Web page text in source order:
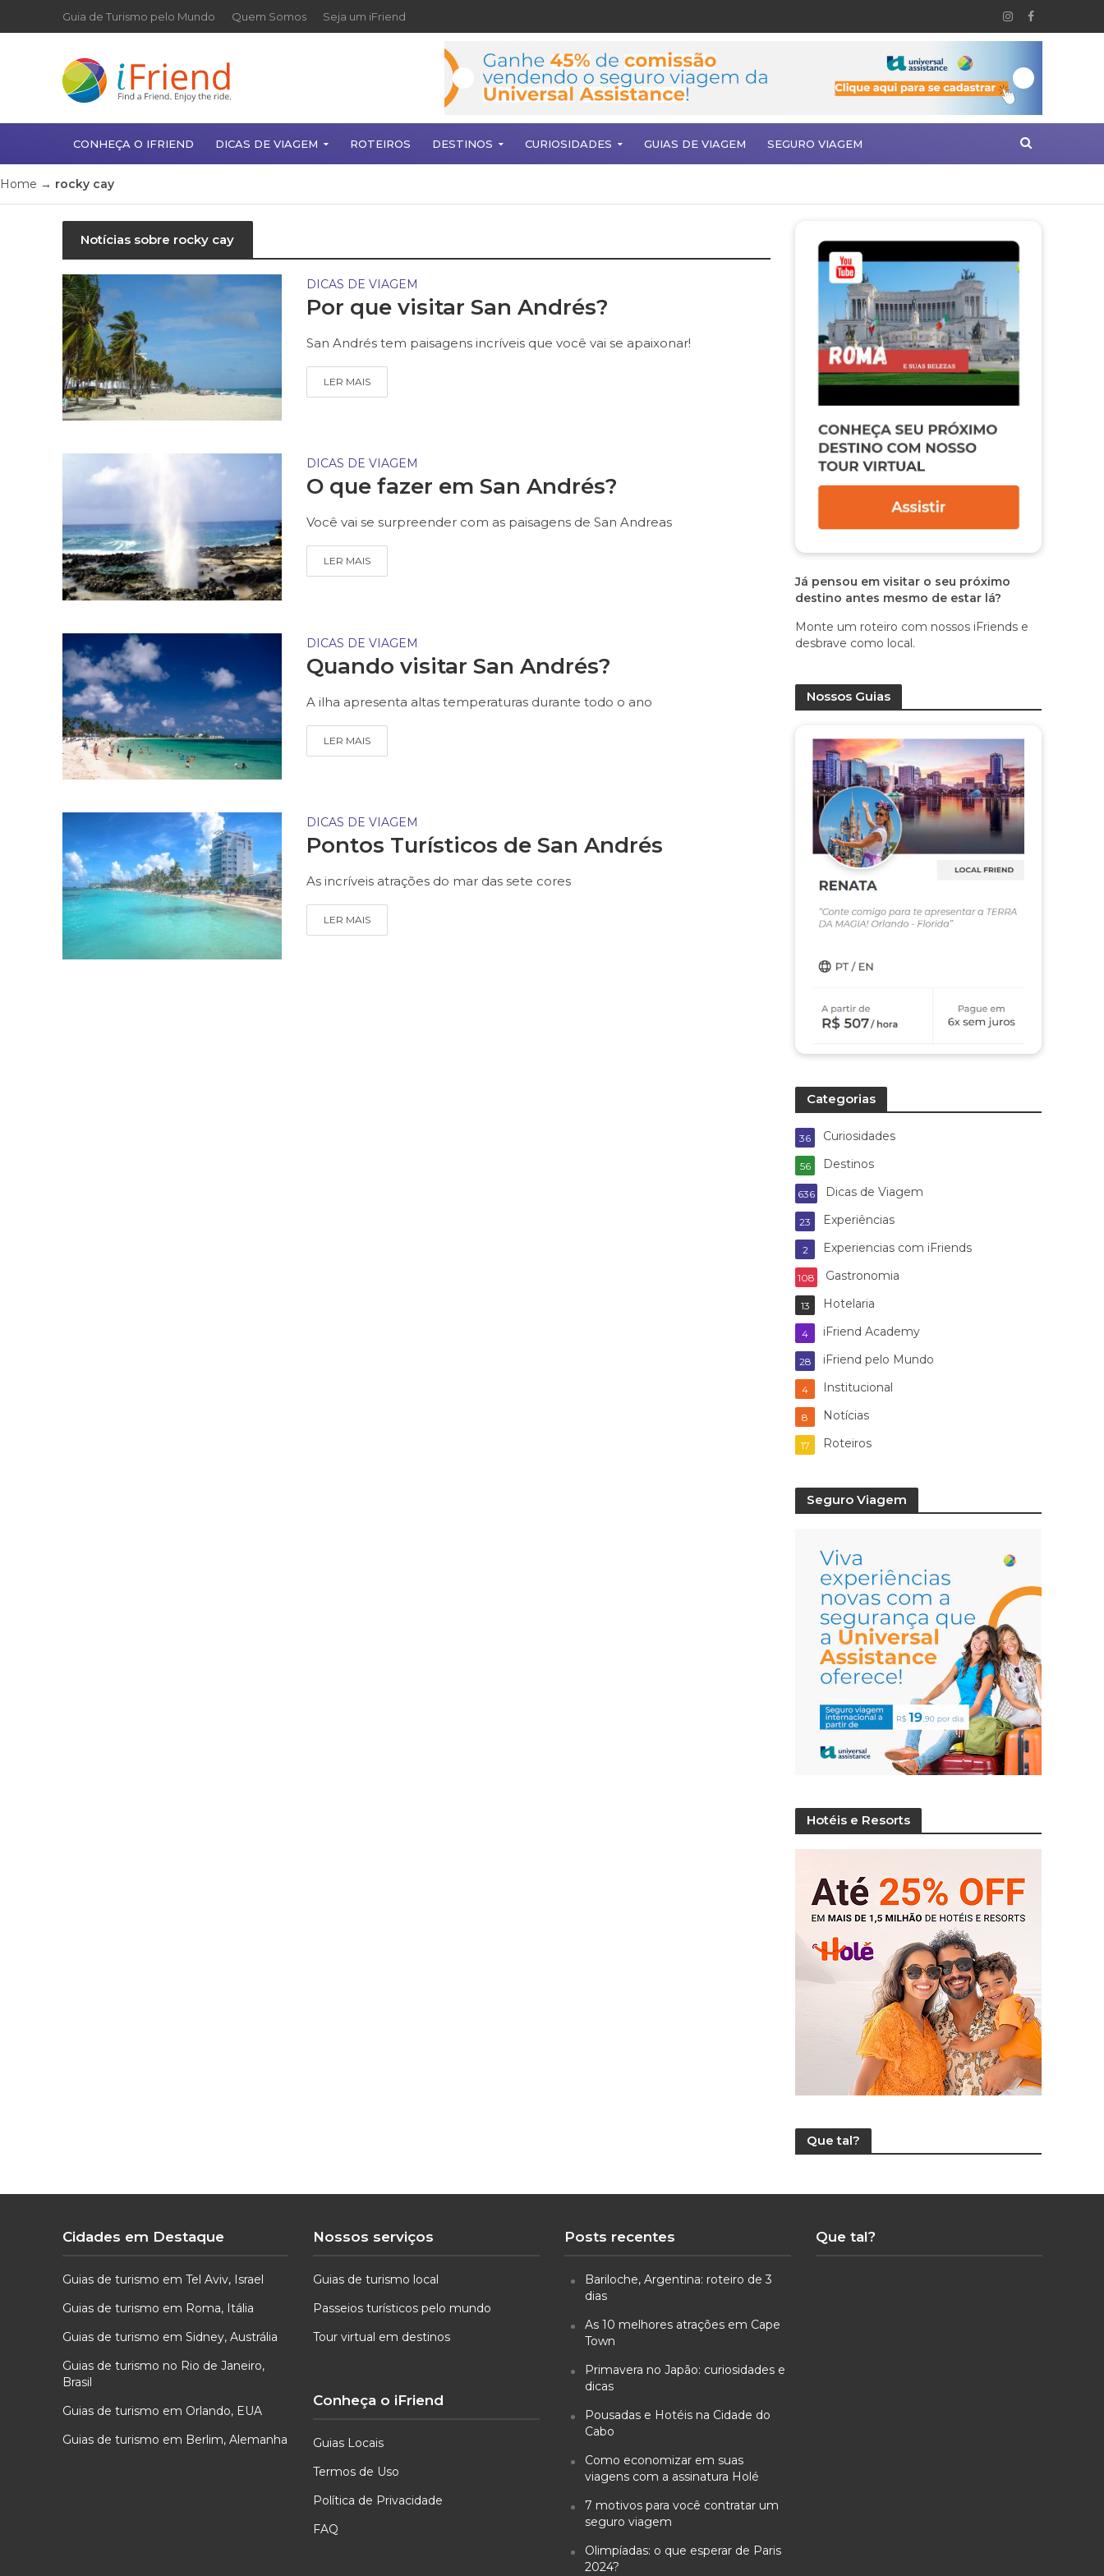
Guia de Turismo pelo Mundo Quem Somos Seja um iFriend
CONHEÇA O IFRIEND DICAS DE VIAGEM ROTEIROS DESTINOS CURIOSIDADES GUIAS DE VIAGEM SEGURO VIAGEM
Home → rocky cay
Notícias sobre rocky cay
DICAS DE VIAGEM
Por que visitar San Andrés?
San Andrés tem paisagens incríveis que você vai se apaixonar!
LER MAIS
DICAS DE VIAGEM
O que fazer em San Andrés?
Você vai se surpreender com as paisagens de San Andreas
LER MAIS
DICAS DE VIAGEM
Quando visitar San Andrés?
A ilha apresenta altas temperaturas durante todo o ano
LER MAIS
DICAS DE VIAGEM
Pontos Turísticos de San Andrés
As incríveis atrações do mar das sete cores
LER MAIS
Já pensou em visitar o seu próximo
destino antes mesmo de estar lá?
Monte um roteiro com nossos iFriends e
desbrave como local.
Nossos Guias
Categorias
Curiosidades
36
Destinos
56
Dicas de Viagem
636
Experiências
23
Experiencias com iFriends
2
Gastronomia
108
Hotelaria
13
iFriend Academy
4
iFriend pelo Mundo
28
Institucional
4
Notícias
8
Roteiros
17
Seguro Viagem
Hotéis e Resorts
Que tal?
Cidades em Destaque
Guias de turismo em Tel Aviv, Israel
Guias de turismo em Roma, Itália
Guias de turismo em Sidney, Austrália
Guias de turismo no Rio de Janeiro,
Brasil
Guias de turismo em Orlando, EUA
Guias de turismo em Berlim, Alemanha
Nossos serviços
Guias de turismo local
Passeios turísticos pelo mundo
Tour virtual em destinos
Conheça o iFriend
Guias Locais
Termos de Uso
Política de Privacidade
FAQ
Posts recentes
Bariloche, Argentina: roteiro de 3
dias
As 10 melhores atrações em Cape
Town
Primavera no Japão: curiosidades e
dicas
Pousadas e Hotéis na Cidade do
Cabo
Como economizar em suas
viagens com a assinatura Holé
7 motivos para você contratar um
seguro viagem
Olimpíadas: o que esperar de Paris
2024?
Que tal?